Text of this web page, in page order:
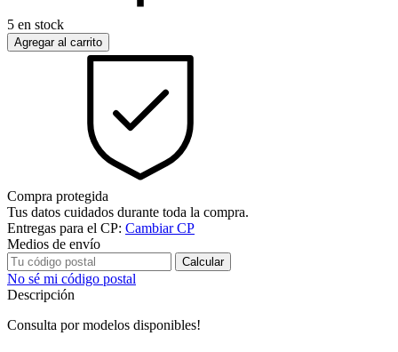
5 en stock
Compra protegida
Tus datos cuidados durante toda la compra.
Entregas para el CP: Cambiar CP
Medios de envío
Calcular
No sé mi código postal
Descripción
Consulta por modelos disponibles!